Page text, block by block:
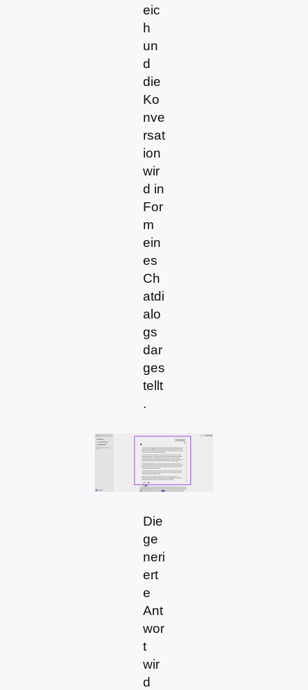
eic
h
un
d
die
Ko
nve
rsat
ion
wir
d in
For
m
ein
es
Ch
atdi
alo
gs
dar
ges
tellt
.
Die
ge
neri
ert
e
Ant
wor
t
wir
d